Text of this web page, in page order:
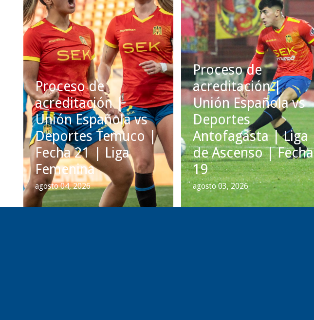
Proceso de
acreditación |
Unión Española vs
Deportes Temuco |
Fecha 21 | Liga
Femenina
agosto 04, 2026
Proceso de
acreditación |
Unión Española vs
Deportes
Antofagasta | Liga
de Ascenso | Fecha
19
agosto 03, 2026